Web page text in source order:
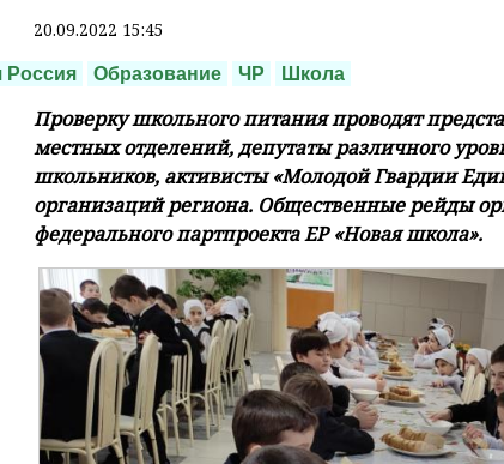
20.09.2022 15:45
Россия Образование ЧР Школа
Проверку школьного питания проводят
местных отделений, депутаты различного
школьников, активисты «Молодой Гвардии
организаций региона. Общественные рейды
федерального партпроекта ЕР «Новая школа».